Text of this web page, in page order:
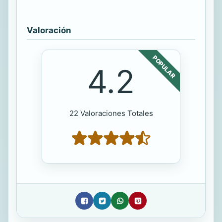
Valoración
POPULAR
4.2
22 Valoraciones Totales